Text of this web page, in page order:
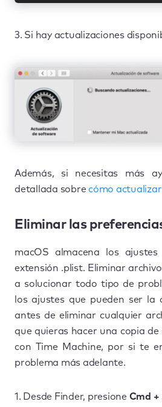
3. Si hay actualizaciones
Además, si necesitas más
detallada sobre cómo
Eliminar las
macOS almacena los
extensión .plist. Eliminar
a solucionar todo tipo de
los ajustes que pueden ser la
antes de eliminar cualquier
que quieras hacer una copia
con Time Machine, por si te
problema más adelante.
1. Desde Finder, presione Cmd +